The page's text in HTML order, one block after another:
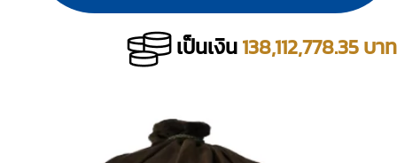
เป็นเงิน138,112,778.35 บาท